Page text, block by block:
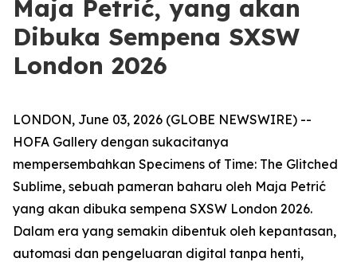
Maja Petrić, yang akan
Dibuka Sempena SXSW
London 2026
LONDON, June 03, 2026 (GLOBE NEWSWIRE) --
HOFA Gallery dengan sukacitanya
mempersembahkan Specimens of Time: The Glitched
Sublime, sebuah pameran baharu oleh Maja Petrić
yang akan dibuka sempena SXSW London 2026.
Dalam era yang semakin dibentuk oleh kepantasan,
automasi dan pengeluaran digital tanpa henti,